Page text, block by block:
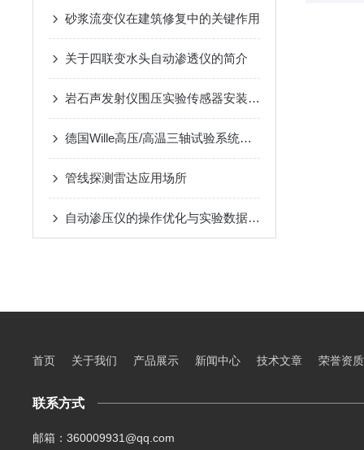
砂浆流变仪在建筑修复中的关键作用
关于四联变水头自动渗透仪的简介
岩石声发射仪围压实验传感器安装（压力室穿线式）
德国Wille高压/高温三轴试验系统特点
管线探测雷达应用场所
自动渗压仪的操作优化与实验数据分析方法
首页 关于我们 产品展示 新闻中心 技术文章 荣誉资质
联系方式
邮箱：360009931@qq.com